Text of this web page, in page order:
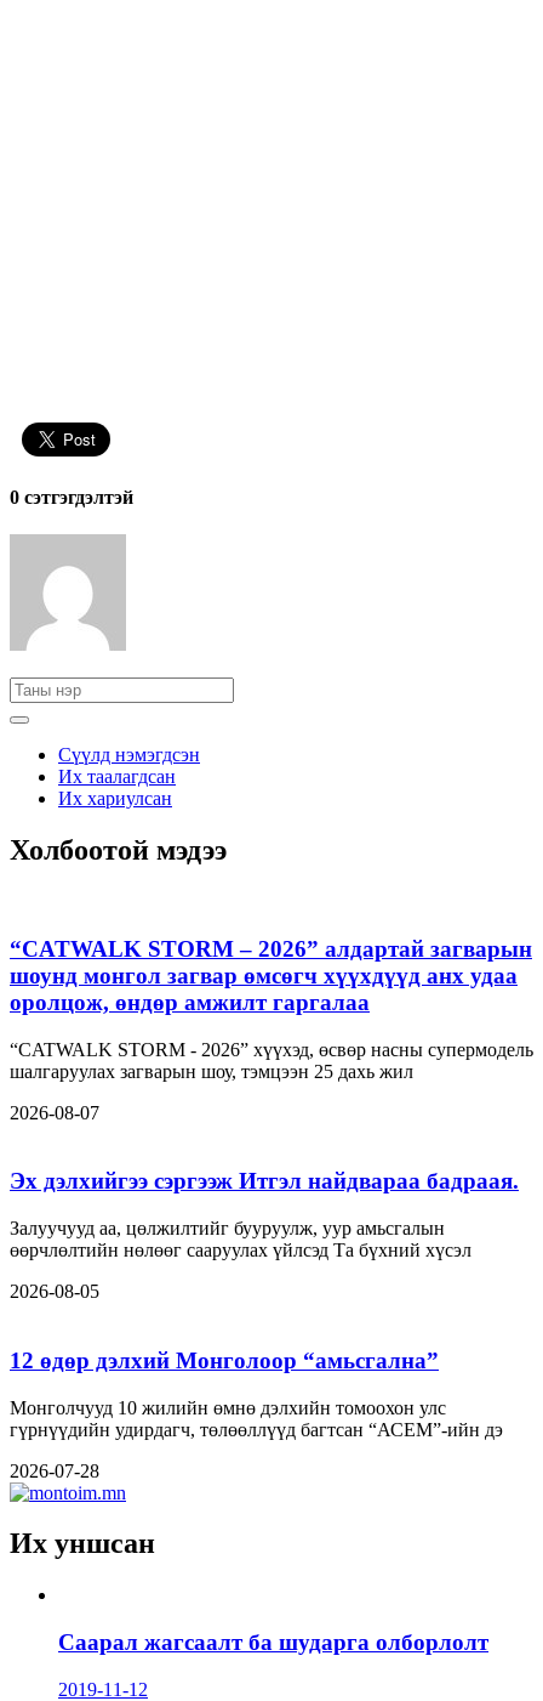
0 cэтгэгдэлтэй
Сүүлд нэмэгдсэн
Их таалагдсан
Их хариулсан
Холбоотой мэдээ
“CATWALK STORM – 2026” алдартай загварын
шоунд монгол загвар өмсөгч хүүхдүүд анх удаа
оролцож, өндөр амжилт гаргалаа
“CATWALK STORM - 2026” хүүхэд, өсвөр насны супермодель
шалгаруулах загварын шоу, тэмцээн 25 дахь жил
2026-08-07
Эх дэлхийгээ сэргээж Итгэл найдвараа бадраая.
Залуучууд аа, цөлжилтийг бууруулж, уур амьсгалын
өөрчлөлтийн нөлөөг сааруулах үйлсэд Та бүхний хүсэл
2026-08-05
12 өдөр дэлхий Монголоор “амьсгална”
Монголчууд 10 жилийн өмнө дэлхийн томоохон улс
гүрнүүдийн удирдагч, төлөөллүүд багтсан “АСЕМ”-ийн дэ
2026-07-28
Их уншсан
Саарал жагсаалт ба шударга олборлолт
2019-11-12